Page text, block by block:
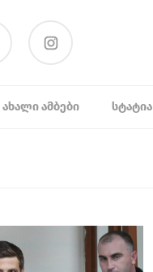
ᲐᲮᲐᲚᲘ ᲐᲛᲑᲔᲑᲘ ᲡᲢᲐᲢᲘᲐ